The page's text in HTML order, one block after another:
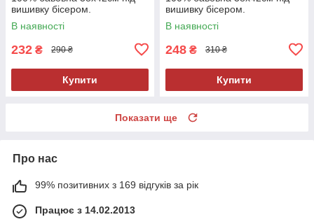
вишивку бісером.
В наявності
232 ₴ 290 ₴
Купити
вишивку бісером.
В наявності
248 ₴ 310 ₴
Купити
Показати ще
Про нас
99% позитивних з 169 відгуків за рік
Працює з 14.02.2013